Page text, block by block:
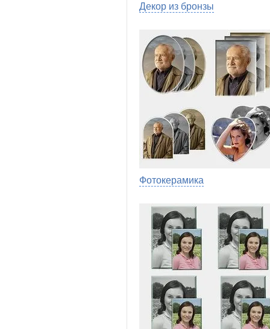
Декор из бронзы
Фотокерамика